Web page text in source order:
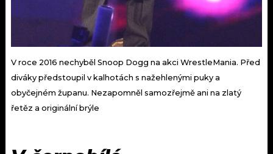
V roce 2016 nechyběl Snoop Dogg na akci WrestleMania. Před
diváky předstoupil v kalhotách s nažehlenými puky a
obyčejném županu. Nezapomněl samozřejmě ani na zlatý
řetěz a originální brýle